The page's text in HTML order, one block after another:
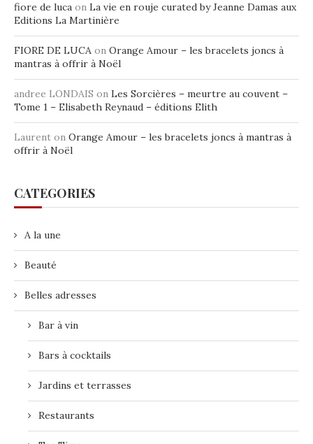
fiore de luca on La vie en rouje curated by Jeanne Damas aux
Editions La Martinière
FIORE DE LUCA on Orange Amour – les bracelets joncs à
mantras à offrir à Noël
andree LONDAIS on Les Sorcières – meurtre au couvent –
Tome 1 – Elisabeth Reynaud – éditions Elith
Laurent on Orange Amour – les bracelets joncs à mantras à
offrir à Noël
CATEGORIES
A la une
Beauté
Belles adresses
Bar à vin
Bars à cocktails
Jardins et terrasses
Restaurants